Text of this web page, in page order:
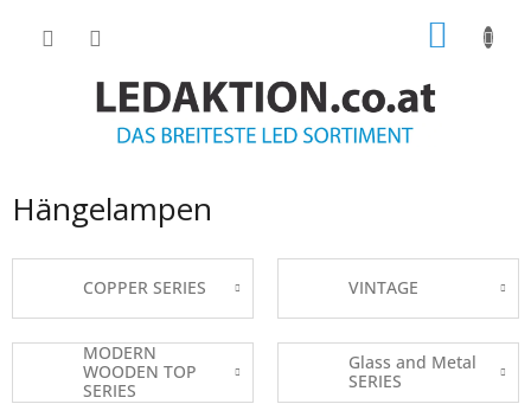
Hängelampen
COPPER SERIES VINTAGE
MODERN
WOODEN TOP
SERIES
Glass and Metal
SERIES